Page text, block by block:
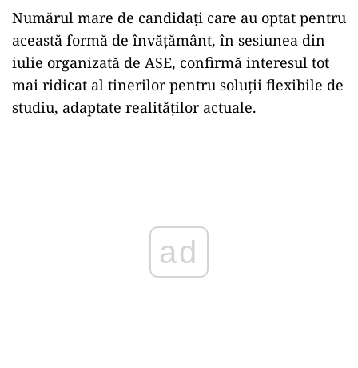
Numărul mare de candidați care au optat pentru
această formă de învățământ, în sesiunea din
iulie organizată de ASE, confirmă interesul tot
mai ridicat al tinerilor pentru soluții flexibile de
studiu, adaptate realităților actuale.